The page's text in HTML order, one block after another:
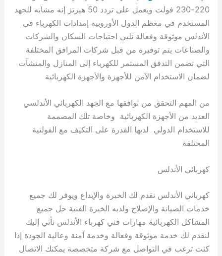
220-230 فولت ويعمل على تردد 50 هيرتز إنه مشابه للجهد
المستخدم في معظم الدول الأوروبية إمدادات الكهرباء في
الأندلس موثوقة وفعالة تلبي احتياجات السكان والشركات
والصناعات يتم توفيره من قبل شركات المرافق المختلفة
التي تضمن التدفق المستمر للكهرباء إلى المنازل والمنشآت
لضمان الاستخدام الآمن للأجهزة والأجهزة الكهربائية
من المهم التحقق من توافقها مع الجهد الكهربائي الأندلسي
العديد من الأجهزة الكهربائية وخاصة تلك المصممة
للاستخدام الدولي لديها القدرة على التكيف مع الفولتية
المختلفة
كهربائي الأندلس
كهربائي الأندلس نقدم لك الخبرة والإبداع ويوفر لك جميع
خدمات الصيانة والإصلاح ولديه الخبرة الفنية حل جميع
المشاكل الكهربائية مهارات فني كهرباء الأندلس نأتي إليك
لنقدم لك خدمة موثوقة وفعالة وخدمة آمنة وعالية الجودة إذا
كنت ترغب في التواصل مع شركة متخصصة يمكنك الاتصال